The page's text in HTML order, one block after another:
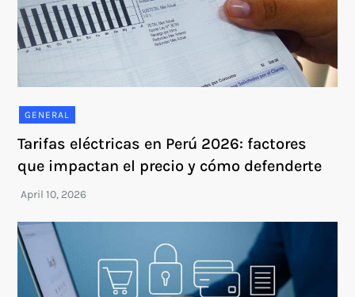
GENERAL
Tarifas eléctricas en Perú 2026: factores
que impactan el precio y cómo defenderte